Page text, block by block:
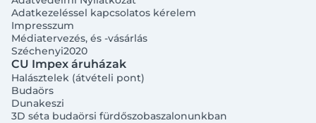
Adatkezeléssel kapcsolatos kérelem
Impresszum
Médiatervezés, és -vásárlás
Széchenyi2020
CU Impex áruházak
Halásztelek (átvételi pont)
Budaörs
Dunakeszi
3D séta budaörsi fürdőszobaszalonunkban